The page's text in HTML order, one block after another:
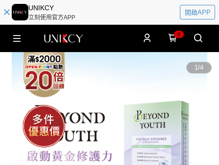
UNIKCY
立刻使用官方APP
開啟APP
0
1/4